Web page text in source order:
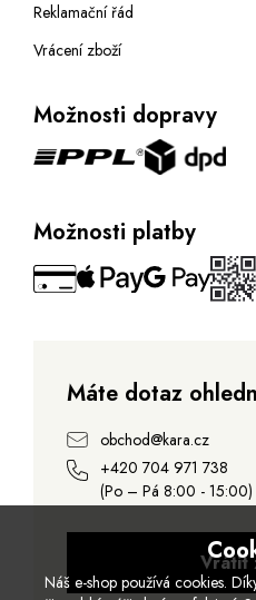
Reklamační řád
Vrácení zboží
Možnosti dopravy
Možnosti platby
Máte dotaz
obchod@kara.cz
+420 704 971 738
(Po – Pá 8:00 - 15:00)
Vrátit
Náš e-shop používá cookies.